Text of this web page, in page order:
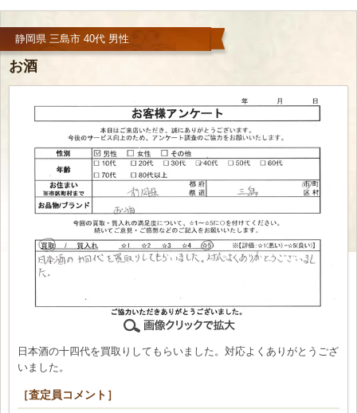
静岡県 三島市 40代 男性
お酒
日本酒の十四代を買取りしてもらいました。対応よくありがとうござ
いました。
［査定員コメント］